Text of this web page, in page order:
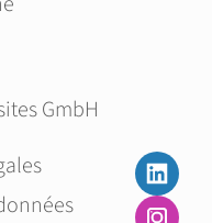
GmbH